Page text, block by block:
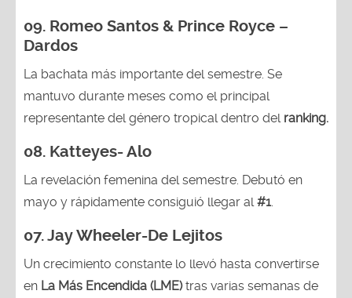
09. Romeo Santos & Prince Royce –
Dardos
La bachata más importante del semestre. Se
mantuvo durante meses como el principal
representante del género tropical dentro del ranking.
08. Katteyes- Alo
La revelación femenina del semestre. Debutó en
mayo y rápidamente consiguió llegar al#1.
07. Jay Wheeler-De Lejitos
Un crecimiento constante lo llevó hasta convertirse
en La Más Encendida (LME)tras varias semanas de